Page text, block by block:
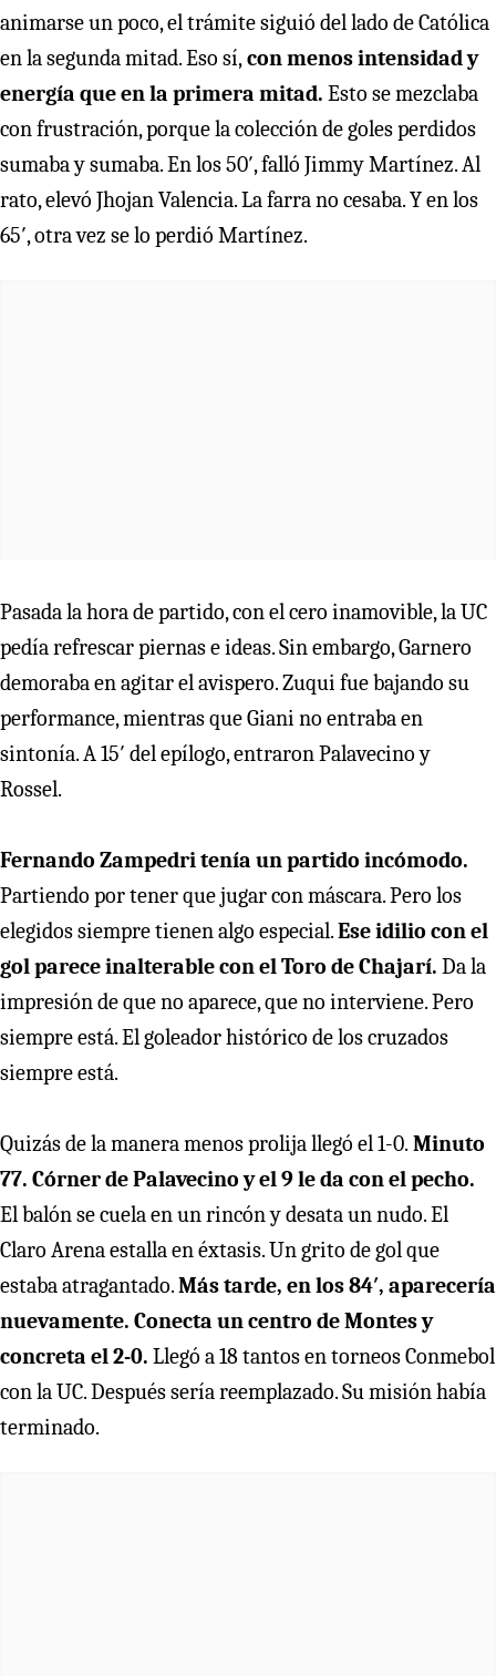
animarse un poco, el trámite siguió del lado de Católica
en la segunda mitad. Eso sí,con menos intensidad y
energía que en la primera mitad. Esto se mezclaba
con frustración, porque la colección de goles perdidos
sumaba y sumaba. En los 50′, falló Jimmy Martínez. Al
rato, elevó Jhojan Valencia. La farra no cesaba. Y en los
65′, otra vez se lo perdió Martínez.
Pasada la hora de partido, con el cero inamovible, la UC
pedía refrescar piernas e ideas. Sin embargo, Garnero
demoraba en agitar el avispero. Zuqui fue bajando su
performance, mientras que Giani no entraba en
sintonía. A 15′ del epílogo, entraron Palavecino y
Rossel.
Fernando Zampedri tenía un partido incómodo.
Partiendo por tener que jugar con máscara. Pero los
elegidos siempre tienen algo especial.Ese idilio con el
gol parece inalterable con el Toro de Chajarí. Da la
impresión de que no aparece, que no interviene. Pero
siempre está. El goleador histórico de los cruzados
siempre está.
Quizás de la manera menos prolija llegó el 1-0. Minuto
77. Córner de Palavecino y el 9 le da con el pecho.
El balón se cuela en un rincón y desata un nudo. El
Claro Arena estalla en éxtasis. Un grito de gol que
estaba atragantado.Más tarde, en los 84′, aparecería
nuevamente. Conecta un centro de Montes y
concreta el 2-0. Llegó a 18 tantos en torneos Conmebol
con la UC. Después sería reemplazado. Su misión había
terminado.